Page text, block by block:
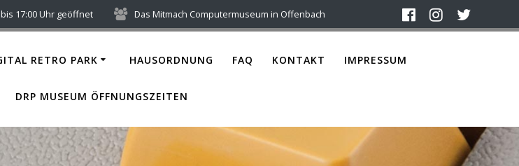
17:00 Uhr geöffnet Das Mitmach Computermuseum in Offenbach
RETRO PARK HAUSORDNUNG FAQ KONTAKT IMPRESSUM
DRP MUSEUM ÖFFNUNGSZEITEN